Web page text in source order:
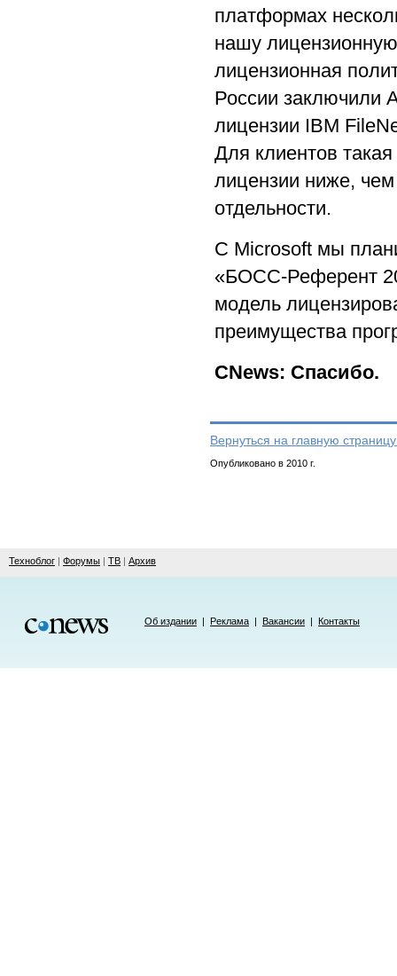
платформах
нашу
лицензионная
России заключили
лицензии IBM
Для клиентов
лицензии ниже,
отдельности.
С Microsoft мы
«БОСС-Референт
модель
преимущества
CNews: Спасибо.
Вернуться на главную
Опубликовано в 2010 г.
Техноблог | Форумы | ТВ | Архив
Об издании | Реклама | Вакансии | Контакты